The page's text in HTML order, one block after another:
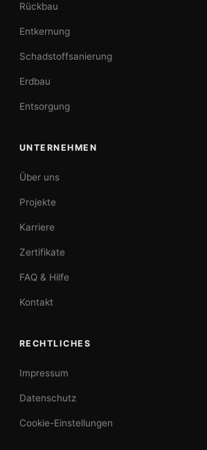
Rückbau
Entkernung
Schadstoffsanierung
Erdbau
Entsorgung
UNTERNEHMEN
Über uns
Projekte
Karriere
Zertifikate
FAQ & Hilfe
Kontakt
RECHTLICHES
Impressum
Datenschutz
Cookie-Einstellungen